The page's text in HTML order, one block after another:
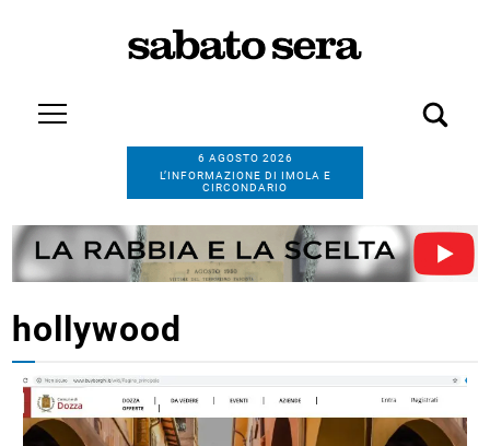
6 AGOSTO 2026
L’INFORMAZIONE DI IMOLA E
CIRCONDARIO
hollywood